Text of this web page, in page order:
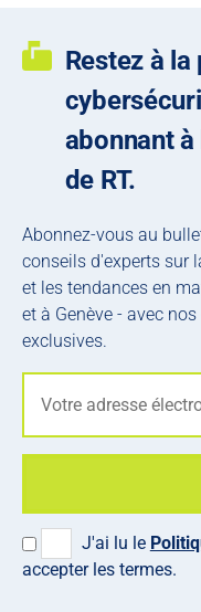
Restez à
abonnant
de RT.
Abonnez-vous au
conseils d'experts sur
et les tendances en
et à Genève - avec
exclusives.
J'ai lu le
accepter les termes.